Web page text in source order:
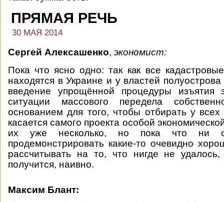
ПРЯМАЯ РЕЧЬ
30 МАЯ 2014
Сергей Алексашенко, экономист:
Пока что ясно одно: так как все
находятся в Украине и у властей
введение упрощённой процедуры изъятия
ситуации массового передела
основанием для того, чтобы отбирать у
касается самого проекта особой
их уже несколько, но пока что ни
продемонстрировать какие-то очевидно
рассчитывать на то, что нигде не
получится, наивно.
Максим Блант: